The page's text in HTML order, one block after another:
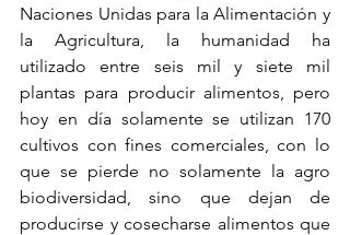
Naciones Unidas para la Alimentación y
la Agricultura, la humanidad ha
utilizado entre seis mil y siete mil
plantas para producir alimentos, pero
hoy en día solamente se utilizan 170
cultivos con fines comerciales, con lo
que se pierde no solamente la agro
biodiversidad, sino que dejan de
producirse y cosecharse alimentos que